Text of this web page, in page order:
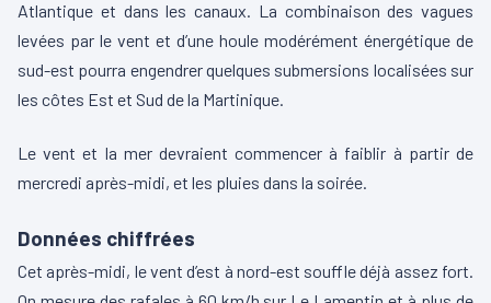
Atlantique et dans les canaux. La combinaison des vagues
levées par le vent et d’une houle modérément énergétique de
sud-est pourra engendrer quelques submersions localisées sur
les côtes Est et Sud de la Martinique.
Le vent et la mer devraient commencer à faiblir à partir de
mercredi après-midi, et les pluies dans la soirée.
Données chiffrées
Cet après-midi, le vent d’est à nord-est souffle déjà assez fort.